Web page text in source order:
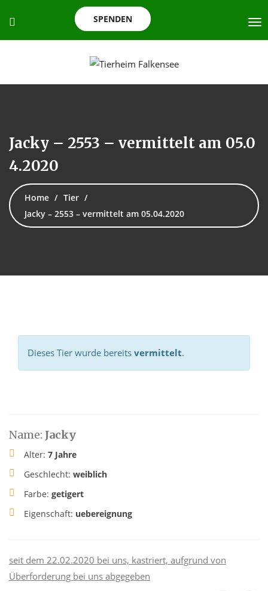
SPENDEN
Jacky – 2553 – vermittelt am 05.0
4.2020
Home
Tier
Jacky – 2553 – vermittelt am 05.04.2020
Dieses Tier wurde bereits vermittelt.
Name: Jacky
Alter: 7 Jahre
Geschlecht: weiblich
Farbe: getigert
Eigenschaft: uebereignung
seit dem 22.02.2020 bei uns, kastriert, aufgrund von
Überforderung bei uns abgegeben